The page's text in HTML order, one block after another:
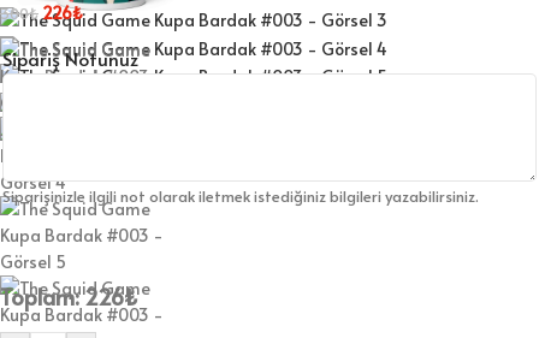
300₺226₺
Sipariş Notunuz
Siparişinizle ilgili not olarak iletmek istediğiniz bilgileri yazabilirsiniz.
Toplam:226₺